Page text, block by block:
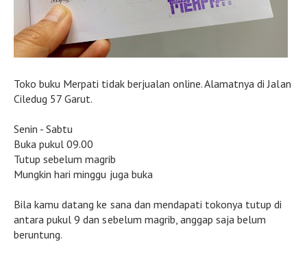
Toko buku Merpati tidak berjualan online. Alamatnya di Jalan
Ciledug 57 Garut.
Senin - Sabtu
Buka pukul 09.00
Tutup sebelum magrib
Mungkin hari minggu juga buka
Bila kamu datang ke sana dan mendapati tokonya tutup di
antara pukul 9 dan sebelum magrib, anggap saja belum
beruntung.